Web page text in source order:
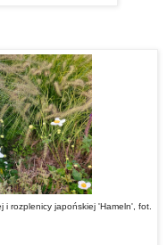
i rozplenicy japońskiej 'Hameln', fot.